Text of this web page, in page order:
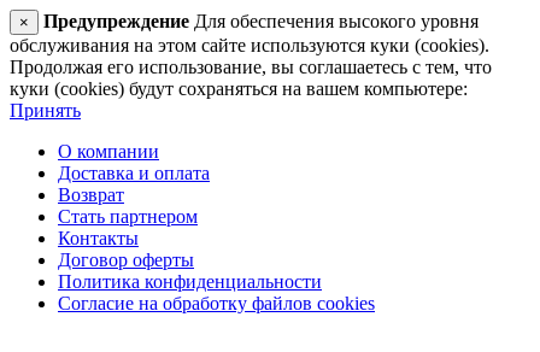
× Предупреждение Для обеспечения высокого уровня
обслуживания на этом сайте используются куки (cookies).
Продолжая его использование, вы соглашаетесь с тем, что
куки (cookies) будут сохраняться на вашем компьютере:
Принять
О компании
Доставка и оплата
Возврат
Стать партнером
Контакты
Договор оферты
Политика конфиденциальности
Согласие на обработку файлов cookies